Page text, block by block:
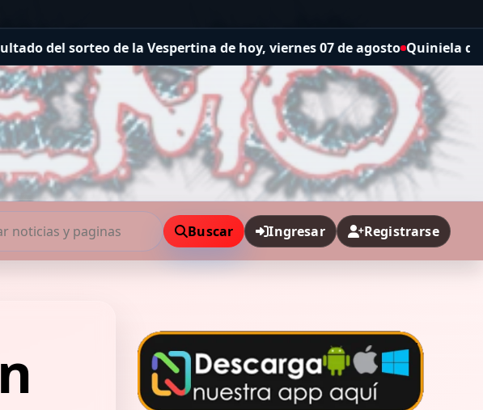
de hoy, viernes 07 de agosto Quiniela de la Provincia: resultado
Buscar Ingresar Registrarse